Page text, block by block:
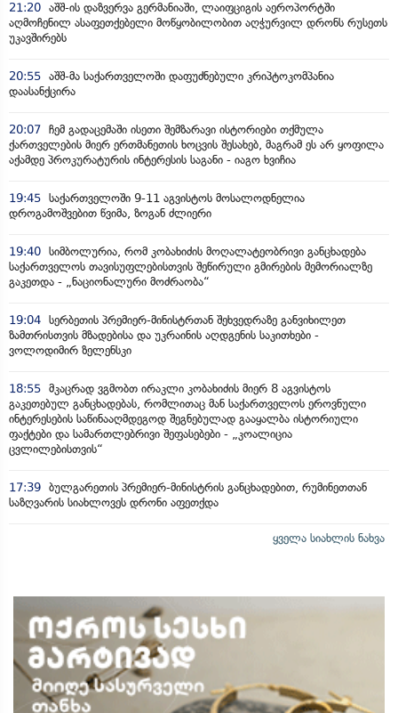
21:20 აშშ-ის დაზვერვა გერმანიაში, ლაიფციგის აეროპორტში
აღმოჩენილ ასაფეთქებელი მოწყობილობით აღჭურვილ დრონს რუსეთს
უკავშირებს
20:55 აშშ-მა საქართველოში დაფუძნებული კრიპტოკომპანია
დაასანქცირა
20:07 ჩემ გადაცემაში ისეთი შემზარავი ისტორიები თქმულა
ქართველების მიერ ერთმანეთის ხოცვის შესახებ, მაგრამ ეს არ ყოფილა
აქამდე პროკურატურის ინტერესის საგანი - იაგო ხვიჩია
19:45 საქართველოში 9-11 აგვისტოს მოსალოდნელია
დროგამოშვებით წვიმა, ზოგან ძლიერი
19:40 სიმბოლურია, რომ კობახიძის მოღალატეობრივი განცხადება
საქართველოს თავისუფლებისთვის შეწირული გმირების მემორიალზე
გაკეთდა - „ნაციონალური მოძრაობა“
19:04 სერბეთის პრემიერ-მინისტრთან შეხვედრაზე განვიხილეთ
ზამთრისთვის მზადებისა და უკრაინის აღდგენის საკითხები -
ვოლოდიმირ ზელენსკი
18:55 მკაცრად ვგმობთ ირაკლი კობახიძის მიერ 8 აგვისტოს
გაკეთებულ განცხადებას, რომლითაც მან საქართველოს ეროვნული
ინტერესების საწინააღმდეგოდ შეგნებულად გააყალბა ისტორიული
ფაქტები და სამართლებრივი შეფასებები - „კოალიცია
ცვლილებისთვის“
17:39 ბულგარეთის პრემიერ-მინისტრის განცხადებით, რუმინეთთან
საზღვარის სიახლოვეს დრონი აფეთქდა
ყველა სიახლის ნახვა